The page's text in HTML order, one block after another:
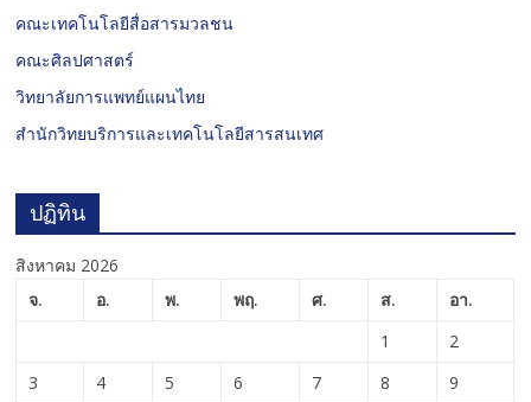
คณะเทคโนโลยีสื่อสารมวลชน
คณะศิลปศาสตร์
วิทยาลัยการแพทย์แผนไทย
สำนักวิทยบริการและเทคโนโลยีสารสนเทศ
ปฏิทิน
สิงหาคม 2026
จ.
อ. พ. พฤ. ศ. ส. อา.
1
2
3
4 5 6 7 8
9